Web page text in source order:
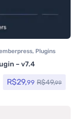
, Plugins
– v7.4
R$29,99 R$49,99